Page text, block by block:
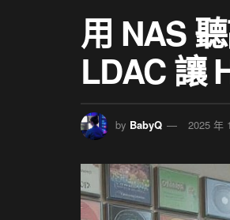
用 NAS
LDAC 讓
by BabyQ 2025 年